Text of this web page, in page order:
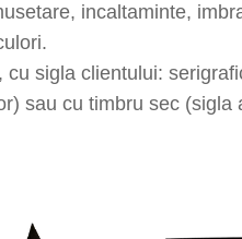
incaltaminte,
sigla clientului:
sau cu timbru sec (sigla